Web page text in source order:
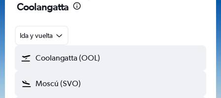
Coolangatta
Ida y vuelta
Coolangatta (OOL)
Moscú (SVO)